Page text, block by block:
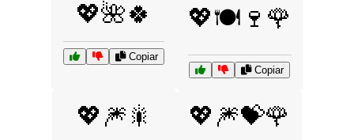
💖🌺🍀
Copiar
💖🍽️🍷🌹
Copiar
💖🎆🎇 💖🎆💝🌹